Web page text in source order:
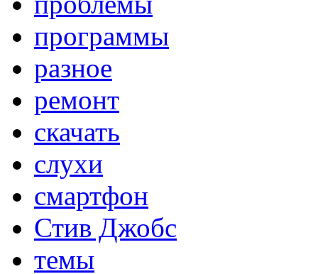
программы
разное
ремонт
скачать
слухи
смартфон
Стив Джобс
темы